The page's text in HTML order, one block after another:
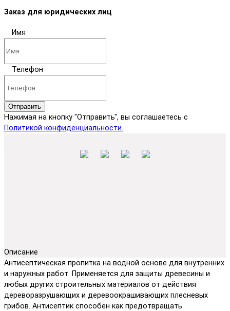
Заказ для юридических лиц
Имя
Телефон
Отправить
Нажимая на кнопку "Отправить", вы соглашаетесь с
Политикой конфиденциальности.
Описание
Антисептическая пропитка на водной основе для внутренних
и наружных работ. Применяется для защиты древесины и
любых других строительных материалов от действия
дереворазрушающих и деревоокрашивающих плесневых
грибов. Антисептик способен как предотвращать